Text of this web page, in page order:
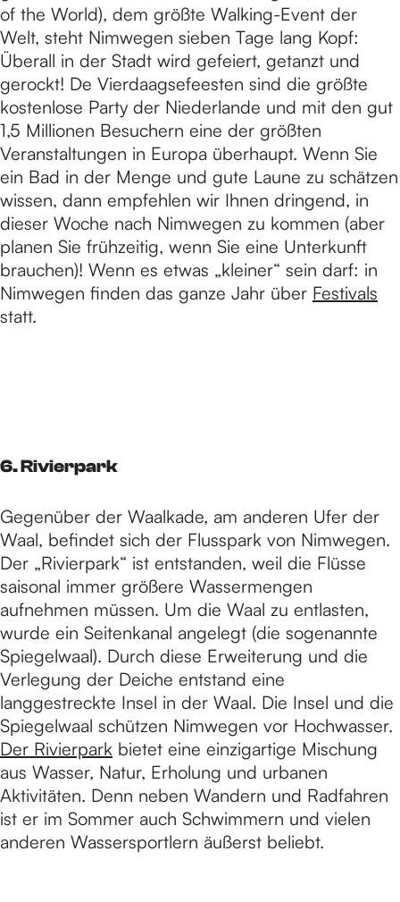
of the World), dem größte Walking-Event der
Welt, steht Nimwegen sieben Tage lang Kopf:
Überall in der Stadt wird gefeiert, getanzt und
gerockt! De Vierdaagsefeesten sind die größte
kostenlose Party der Niederlande und mit den gut
1,5 Millionen Besuchern eine der größten
Veranstaltungen in Europa überhaupt. Wenn Sie
ein Bad in der Menge und gute Laune zu schätzen
wissen, dann empfehlen wir Ihnen dringend, in
dieser Woche nach Nimwegen zu kommen (aber
planen Sie frühzeitig, wenn Sie eine Unterkunft
brauchen)! Wenn es etwas „kleiner“ sein darf: in
Nimwegen finden das ganze Jahr über Festivals
statt.
6. Rivierpark
Gegenüber der Waalkade, am anderen Ufer der
Waal, befindet sich der Flusspark von Nimwegen.
Der „Rivierpark“ ist entstanden, weil die Flüsse
saisonal immer größere Wassermengen
aufnehmen müssen. Um die Waal zu entlasten,
wurde ein Seitenkanal angelegt (die sogenannte
Spiegelwaal). Durch diese Erweiterung und die
Verlegung der Deiche entstand eine
langgestreckte Insel in der Waal. Die Insel und die
Spiegelwaal schützen Nimwegen vor Hochwasser.
Der Rivierpark bietet eine einzigartige Mischung
aus Wasser, Natur, Erholung und urbanen
Aktivitäten. Denn neben Wandern und Radfahren
ist er im Sommer auch Schwimmern und vielen
anderen Wassersportlern äußerst beliebt.